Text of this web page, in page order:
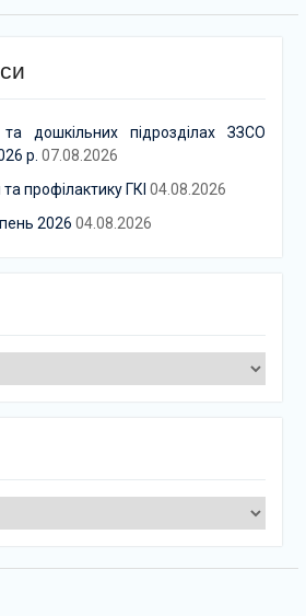
дошкільних підрозділах ЗЗСО
р. 07.08.2026
профілактику ГКІ 04.08.2026
2026 04.08.2026